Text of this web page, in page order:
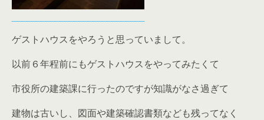
ゲストハウスをやろうと思っていまして。
以前６年程前にもゲストハウスをやってみたくて
市役所の建築課に行ったのですが知識がなさ過ぎて
建物は古いし、図面や建築確認書類なども残ってなく